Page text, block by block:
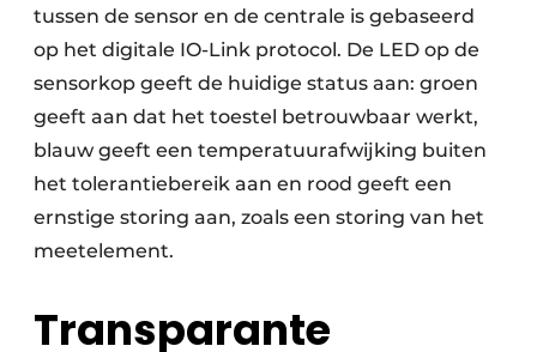
tussen de sensor en de centrale is gebaseerd
op het digitale IO-Link protocol. De LED op de
sensorkop geeft de huidige status aan: groen
geeft aan dat het toestel betrouwbaar werkt,
blauw geeft een temperatuurafwijking buiten
het tolerantiebereik aan en rood geeft een
ernstige storing aan, zoals een storing van het
meetelement.
Transparante